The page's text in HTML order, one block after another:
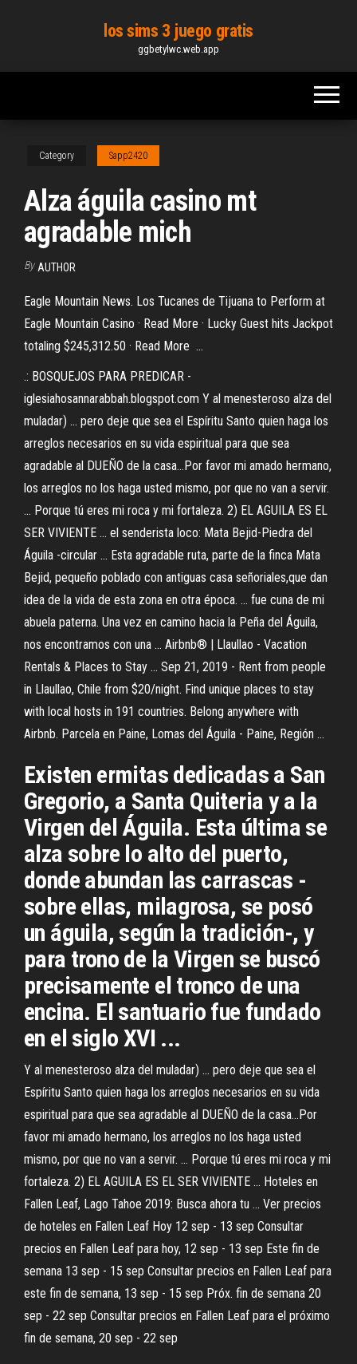
content
los sims 3 juego gratis
ggbetylwc.web.app
Category Sapp2420
Alza águila casino mt
agradable mich
By AUTHOR
Eagle Mountain News. Los Tucanes de Tijuana to Perform at
Eagle Mountain Casino · Read More · Lucky Guest hits Jackpot
totaling $245,312.50 · Read More ...
.: BOSQUEJOS PARA PREDICAR -
iglesiahosannarabbah.blogspot.com Y al menesteroso alza del
muladar) ... pero deje que sea el Espíritu Santo quien haga los
arreglos necesarios en su vida espiritual para que sea
agradable al DUEÑO de la casa…Por favor mi amado hermano,
los arreglos no los haga usted mismo, por que no van a servir.
... Porque tú eres mi roca y mi fortaleza. 2) EL AGUILA ES EL
SER VIVIENTE ... el senderista loco: Mata Bejid-Piedra del
Águila -circular ... Esta agradable ruta, parte de la finca Mata
Bejid, pequeño poblado con antiguas casa señoriales,que dan
idea de la vida de esta zona en otra época. ... fue cuna de mi
abuela paterna. Una vez en camino hacia la Peña del Águila,
nos encontramos con una … Airbnb® | Llaullao - Vacation
Rentals & Places to Stay ... Sep 21, 2019 - Rent from people
in Llaullao, Chile from $20/night. Find unique places to stay
with local hosts in 191 countries. Belong anywhere with
Airbnb. Parcela en Paine, Lomas del Águila - Paine, Región ...
Existen ermitas dedicadas a San
Gregorio, a Santa Quiteria y a la
Virgen del Águila. Esta última se
alza sobre lo alto del puerto,
donde abundan las carrascas -
sobre ellas, milagrosa, se posó
un águila, según la tradición-, y
para trono de la Virgen se buscó
precisamente el tronco de una
encina. El santuario fue fundado
en el siglo XVI ...
Y al menesteroso alza del muladar) ... pero deje que sea el
Espíritu Santo quien haga los arreglos necesarios en su vida
espiritual para que sea agradable al DUEÑO de la casa…Por
favor mi amado hermano, los arreglos no los haga usted
mismo, por que no van a servir. ... Porque tú eres mi roca y mi
fortaleza. 2) EL AGUILA ES EL SER VIVIENTE ... Hoteles en
Fallen Leaf, Lago Tahoe 2019: Busca ahora tu ... Ver precios
de hoteles en Fallen Leaf Hoy 12 sep - 13 sep Consultar
precios en Fallen Leaf para hoy, 12 sep - 13 sep Este fin de
semana 13 sep - 15 sep Consultar precios en Fallen Leaf para
este fin de semana, 13 sep - 15 sep Próx. fin de semana 20
sep - 22 sep Consultar precios en Fallen Leaf para el próximo
fin de semana, 20 sep - 22 sep